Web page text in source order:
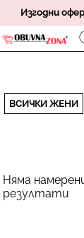
Изгодни
ВСИЧКИ ЖЕНИ
Няма
резултати